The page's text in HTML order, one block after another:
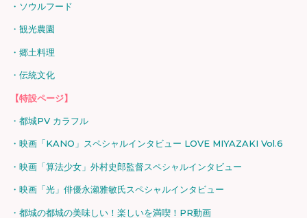
ソウルフード
観光農園
郷土料理
伝統文化
【特設ページ】
都城PV カラフル
映画「KANO」スペシャルインタビュー LOVE MIYAZAKI Vol.6
映画「算法少女」外村史郎監督スペシャルインタビュー
映画「光」俳優永瀬雅敏氏スペシャルインタビュー
都城の都城の美味しい！楽しいを満喫！PR動画